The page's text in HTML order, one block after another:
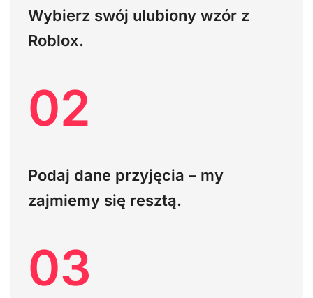
Wybierz swój ulubiony wzór z
Roblox.
02
Podaj dane przyjęcia – my
zajmiemy się resztą.
03